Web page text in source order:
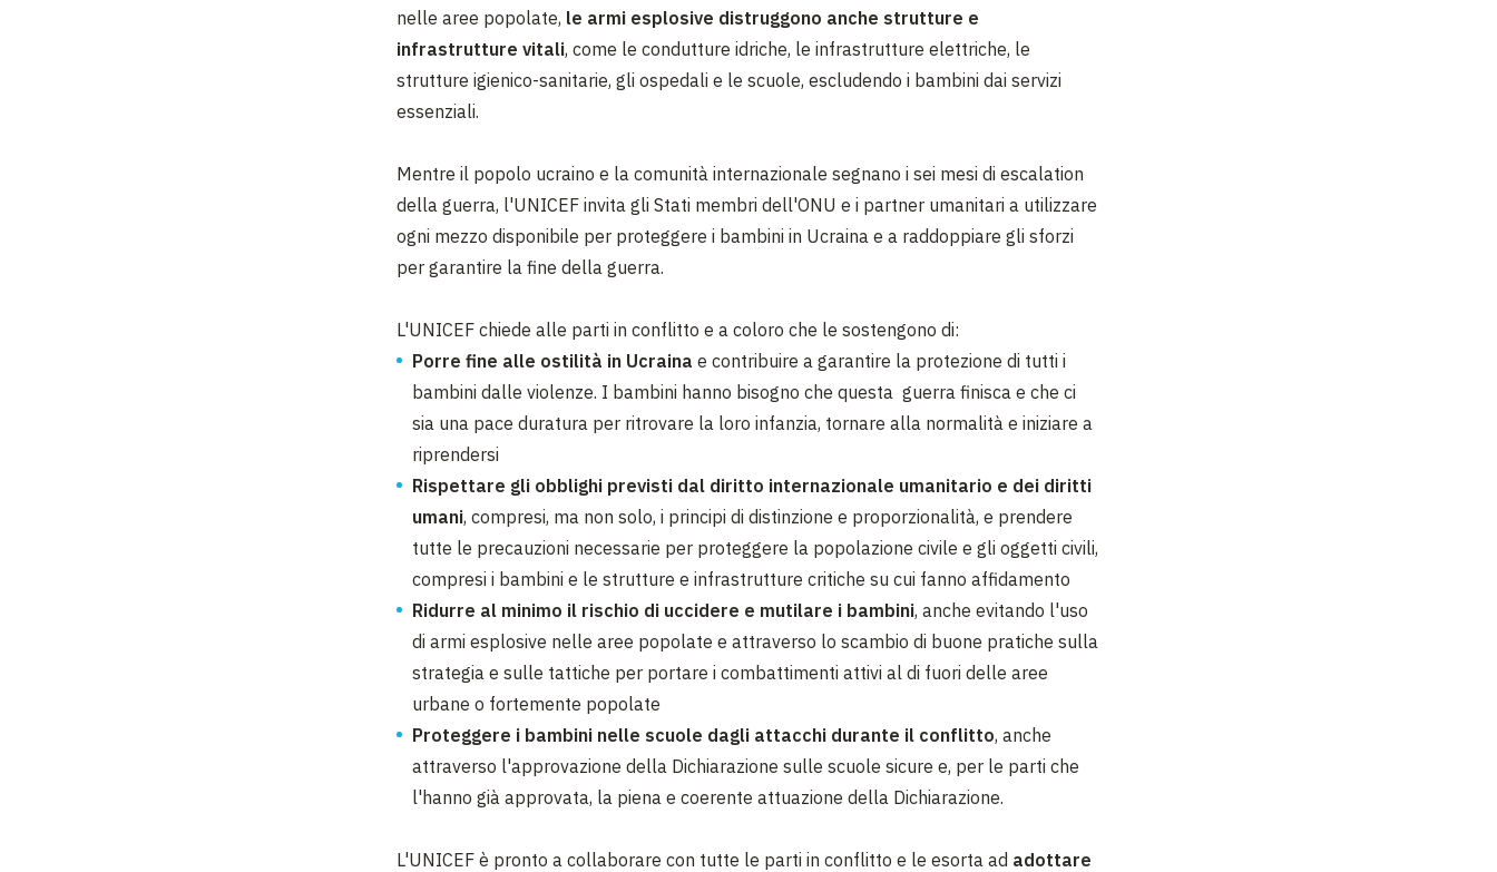
nelle aree popolate, le armi esplosive distruggono anche strutture e
infrastrutture vitali, come le condutture idriche, le infrastrutture elettriche, le
strutture igienico-sanitarie, gli ospedali e le scuole, escludendo i bambini dai servizi
essenziali.
Mentre il popolo ucraino e la comunità internazionale segnano i sei mesi di escalation
della guerra, l'UNICEF invita gli Stati membri dell'ONU e i partner umanitari a utilizzare
ogni mezzo disponibile per proteggere i bambini in Ucraina e a raddoppiare gli sforzi
per garantire la fine della guerra.
L'UNICEF chiede alle parti in conflitto e a coloro che le sostengono di:
Porre fine alle ostilità in Ucraina e contribuire a garantire la protezione di tutti i
bambini dalle violenze. I bambini hanno bisogno che questa guerra finisca e che ci
sia una pace duratura per ritrovare la loro infanzia, tornare alla normalità e iniziare a
riprendersi
Rispettare gli obblighi previsti dal diritto internazionale umanitario e dei diritti
umani, compresi, ma non solo, i principi di distinzione e proporzionalità, e prendere
tutte le precauzioni necessarie per proteggere la popolazione civile e gli oggetti civili,
compresi i bambini e le strutture e infrastrutture critiche su cui fanno affidamento
Ridurre al minimo il rischio di uccidere e mutilare i bambini, anche evitando l'uso
di armi esplosive nelle aree popolate e attraverso lo scambio di buone pratiche sulla
strategia e sulle tattiche per portare i combattimenti attivi al di fuori delle aree
urbane o fortemente popolate
Proteggere i bambini nelle scuole dagli attacchi durante il conflitto, anche
attraverso l'approvazione della Dichiarazione sulle scuole sicure e, per le parti che
l'hanno già approvata, la piena e coerente attuazione della Dichiarazione.
L'UNICEF è pronto a collaborare con tutte le parti in conflitto e le esorta ad adottare